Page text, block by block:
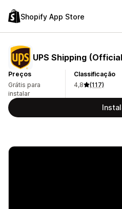
Shopify App Store
UPS Shipping
Preços
Grátis para
instalar
Classificação
4,8
(117)